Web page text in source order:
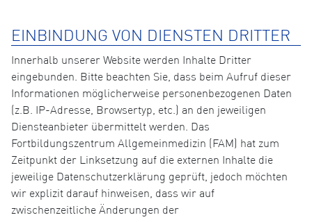
EINBINDUNG VON DIENSTEN DRITTER
Innerhalb unserer Website werden Inhalte Dritter
eingebunden. Bitte beachten Sie, dass beim Aufruf dieser
Informationen möglicherweise personenbezogenen Daten
(z.B. IP-Adresse, Browsertyp, etc.) an den jeweiligen
Diensteanbieter übermittelt werden. Das
Fortbildungszentrum Allgemeinmedizin (FAM) hat zum
Zeitpunkt der Linksetzung auf die externen Inhalte die
jeweilige Datenschutzerklärung geprüft, jedoch möchten
wir explizit darauf hinweisen, dass wir auf
zwischenzeitliche Änderungen der